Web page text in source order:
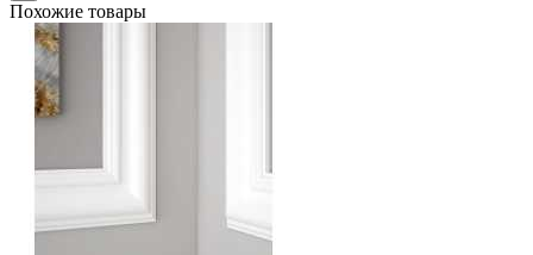
Похожие товары